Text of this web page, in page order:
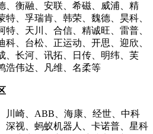
、衡融、安联、希磁、威浦、精
、孚瑞肯、韩荣、魏德、昊科、
、天川、合信、精诚旺、雷普、
、台松、正运动、开思、迎欣、
、长河、讯拓、日传、明纬、芙
浩伟达、凡维、名柔等
崎、ABB、海康、经世、中科
深视、蚂蚁机器人、卡诺普、星科